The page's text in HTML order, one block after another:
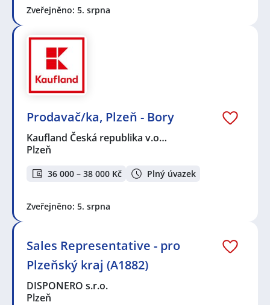
Zveřejněno: 5. srpna
Prodavač/ka, Plzeň - Bory
Kaufland Česká republika v.o…
Plzeň
36 000 – 38 000 Kč Plný úvazek
Zveřejněno: 5. srpna
Sales Representative - pro
Plzeňský kraj (A1882)
DISPONERO s.r.o.
Plzeň